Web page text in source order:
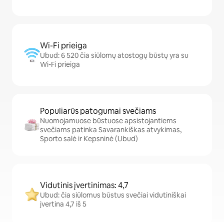
Wi-Fi prieiga
Ubud: 6 520 čia siūlomų atostogų būstų yra su
Wi-Fi prieiga
Populiarūs patogumai svečiams
Nuomojamuose būstuose apsistojantiems
svečiams patinka Savarankiškas atvykimas,
Sporto salė ir Kepsninė (Ubud)
Vidutinis įvertinimas: 4,7
Ubud: čia siūlomus būstus svečiai vidutiniškai
įvertina 4,7 iš 5